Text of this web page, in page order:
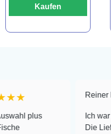
Kaufen
Ich war erst
Die Lieferung